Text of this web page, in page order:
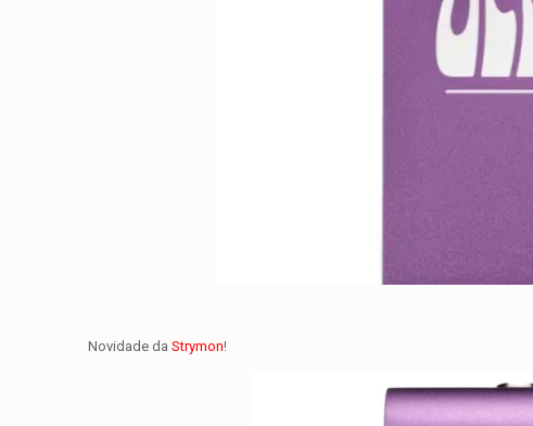
Novidade daStrymon!